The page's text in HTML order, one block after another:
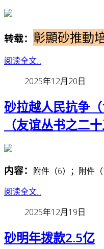
转载： 彰顯砂推動
阅读全文...
2025年12月20日
砂拉越人民抗争
（友谊丛书之二
内容： 附件（6）；附件
阅读全文...
2025年12月19日
砂明年拨款2.5亿